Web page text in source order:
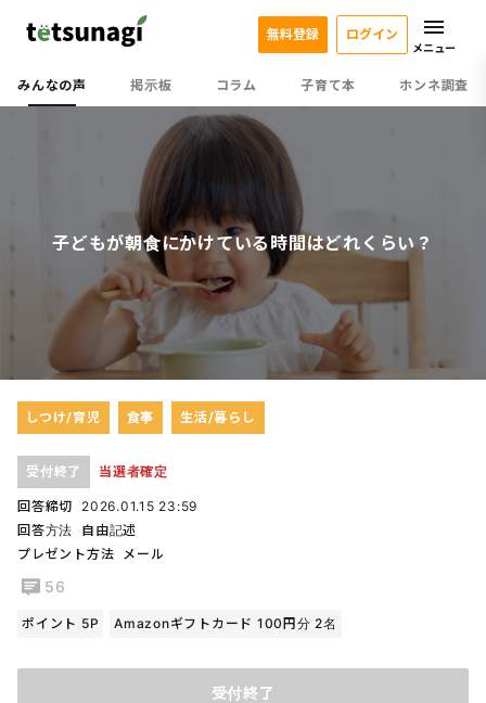
みんなの声 掲示板 コラム 子育て本 ホンネ調査
無料登録 ログイン
メニュー
子どもが朝食にかけている時間はどれくらい？
しつけ/育児 食事 生活/暮らし
受付終了 当選者確定
回答締切
2026.01.15 23:59
回答方法
自由記述
プレゼント方法
メール
56
ポイント 5P Amazonギフトカード 100円分 2名
受付終了